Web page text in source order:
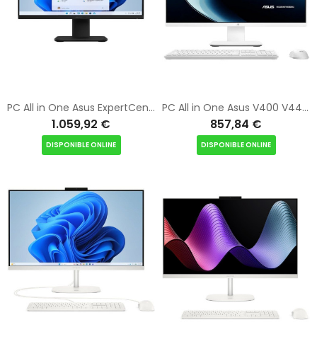
PC All in One Asus ExpertCenter P400 P440VA-BPC021X Intel Core 5-210H/ 16GB/ 512GB SSD/ 23.8"/ Win11 Pro
1.059,92 €
DISPONIBLE ONLINE
PC All in One Asus V400 V440VAK-WPC4170 Intel Core 5-210H/ 16GB/ 512GB SSD/ 23.8"/ Sin Sistema Operativo
857,84 €
DISPONIBLE ONLINE